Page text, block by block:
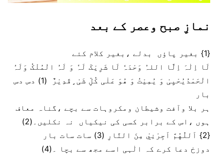
نمازِ صبح وعصر کے بعد
{1} بغیر پاؤں بدلے ،بغیر کلام کئے
لَا اِلٰہَ اِلَّا اللہُ وَحْدَہٗ لَا شَرِیْکَ لَہٗ وَ لَہُ الْمُلْکُ وَلَہُ
الْحَمْدُیُحْیِیْ وَ یُمِیْتُ وَ ھُوَ عَلٰی کُلِّ شَیْ ٍقَدِیْرٌ (1) دس دس
بار
ہر بلا وآفت وشیطان ومکروہات سے بچے ،گناہ معاف
ہوں ،اس کے برابر کسی کی نیکیاں نہ نکلیں۔(2)
{2} اَللّٰهُمَّ اَجِرْنِيْ مِنَ النَّارِ (3) سات سات بار
دوزخ دعا کرے کہ الٰہی اسے مجھ سے بچا ۔(4)